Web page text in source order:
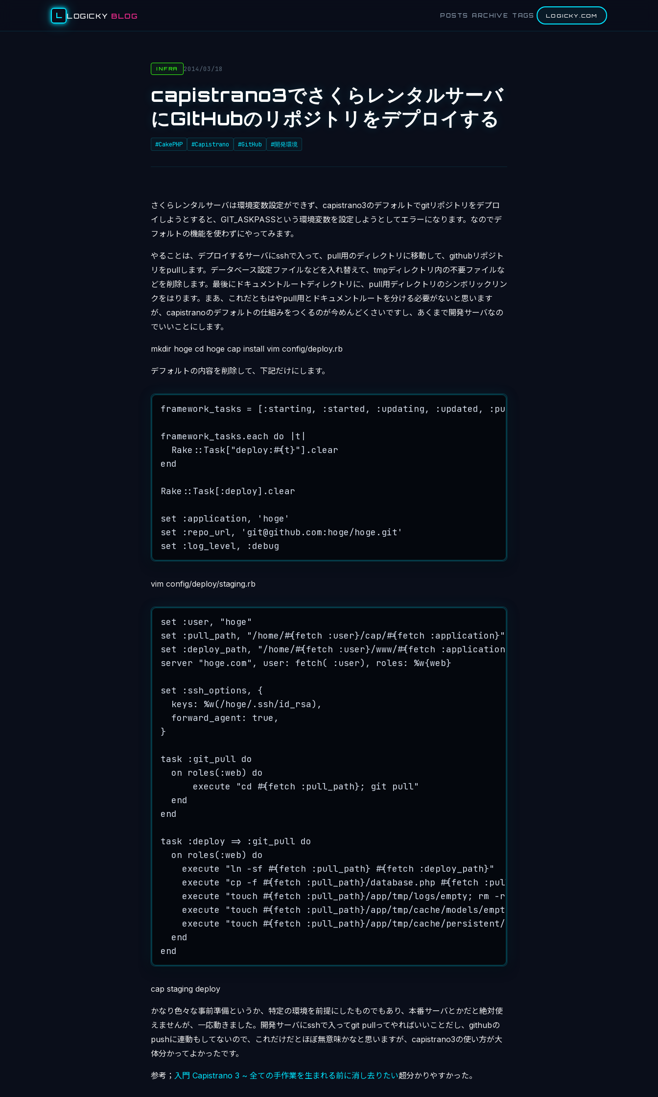
L LOGICKY BLOG POSTS ARCHIVE TAGS LOGICKY.COM
INFRA 2014/03/18
capistrano3でさくらレンタルサーバ
にGItHubのリポジトリをデプロイする
#CakePHP #Capistrano #GitHub #開発環境
さくらレンタルサーバは環境変数設定ができず、capistrano3のデフォルトでgitリポジトリをデプロ
イしようとすると、GIT_ASKPASSという環境変数を設定しようとしてエラーになります。なのでデ
フォルトの機能を使わずにやってみます。
やることは、デプロイするサーバにsshで入って、pull用のディレクトリに移動して、githubリポジト
リをpullします。データベース設定ファイルなどを入れ替えて、tmpディレクトリ内の不要ファイルな
どを削除します。最後にドキュメントルートディレクトリに、pull用ディレクトリのシンボリックリン
クをはります。まあ、これだともはやpull用とドキュメントルートを分ける必要がないと思います
が、capistranoのデフォルトの仕組みをつくるのが今めんどくさいですし、あくまで開発サーバなの
でいいことにします。
mkdir hoge cd hoge cap install vim config/deploy.rb
デフォルトの内容を削除して、下記だけにします。
framework_tasks = [: starting, : started , : updating, : updated , : publishing
framework_tasks . each do t
Rake :: Task [ "deploy:#{t}" ] . clear
end
Rake :: Task [: deploy] . clear
set : application, ' hoge '
set : repo_url, ' git@github.com :hoge/hoge.git '
set :log_level, : debug
vim config/deploy/staging.rb
set : user, " hoge "
set : pull_path, " /home/#{fetch :user}/cap/#{fetch :application}"
set : deploy_path, " /home/#{fetch :user}/www/#{fetch :application}
server
" hoge.com" , user : fetch( : user), roles : %w{web}
set : ssh_options, {
keys: %w(/hoge/ . ssh/id_rsa),
forward_agent: true ,
}
task : git_pull do
on
roles(:web) do
execute
"cd #{fetch :pull_path}; git pull"
end
end
task : deploy => : git_pull do
on
roles(:web) do
execute
"ln -sf #{fetch :pull_path} #{fetch :deploy_path}"
execute
"cp -f #{fetch :pull_path}/database.php #{fetch :pull_path}/app/Config/
execute
"touch #{fetch :pull_path}/app/tmp/logs/empty; rm -rf #{fetch :pull_path}/app/
execute
"touch #{fetch :pull_path}/app/tmp/cache/models/empty; rm -rf #{fetch
execute
"touch #{fetch :pull_path}/app/tmp/cache/persistent/empty; rm -rf #{fetch
end
end
cap staging deploy
かなり色々な事前準備というか、特定の環境を前提にしたものでもあり、本番サーバとかだと絶対使
えませんが、一応動きました。開発サーバにsshで入ってgit pullってやればいいことだし、githubの
pushに連動もしてないので、これだけだとほぼ無意味かなと思いますが、capistrano3の使い方が大
体分かってよかったです。
参考； 入門 Capistrano 3 ~ 全ての手作業を生まれる前に消し去りたい超分かりやすかった。